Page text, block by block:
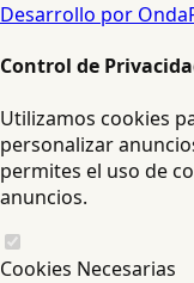
Desarrollo por
Control de
Utilizamos cookies
personalizar
permites el uso de
anuncios.
Cookies Necesarias